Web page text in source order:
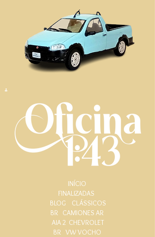
.
INÍCIO
FINALIZADAS
BLOG
CLÁSSICOS
BR CAMIONES AR
AIA 2 CHEVROLET
BR VW VOCHO